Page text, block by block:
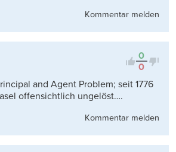
Kommentar melden
0
0
and Agent Problem; seit 1776
offensichtlich ungelöst….
Kommentar melden